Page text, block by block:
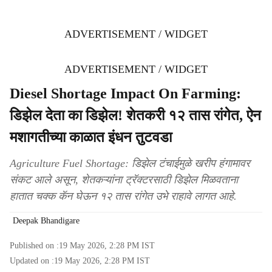
ADVERTISEMENT / WIDGET
ADVERTISEMENT / WIDGET
Diesel Shortage Impact On Farming:
डिझेल देता का डिझेल! शेतकरी १२ तास रांगेत, ऐन
मशागतीच्या काळात इंधन तुटवडा
Agriculture Fuel Shortage: डिझेल टंचाईमुळे खरीप हंगामावर
संकट आले असून, शेतकऱ्यांना ट्रॅक्टरसाठी डिझेल मिळवताना
हातात चक्क कॅन घेऊन १२ तास रांगेत उभे राहावे लागत आहे.
Deepak Bhandigare
Published on :19 May 2026, 2:28 PM IST
Updated on :19 May 2026, 2:28 PM IST